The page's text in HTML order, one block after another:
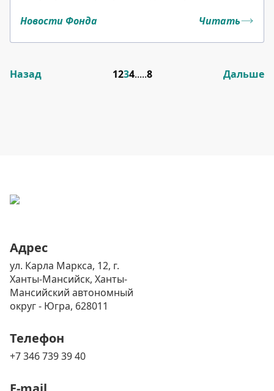
Новости Фонда
Читать
Назад 1234.....8 Дальше
Адрес
ул. Карла Маркса, 12, г.
Ханты-Мансийск, Ханты-
Мансийский автономный
округ - Югра, 628011
Телефон
+7 346 739 39 40